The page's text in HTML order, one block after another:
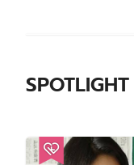
SPOTLIGHT